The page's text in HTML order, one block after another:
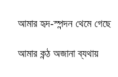
আমার হৃদ-স্পন্দন থেমে গেছে
আমার কন্ঠ অজানা ব্যথায়